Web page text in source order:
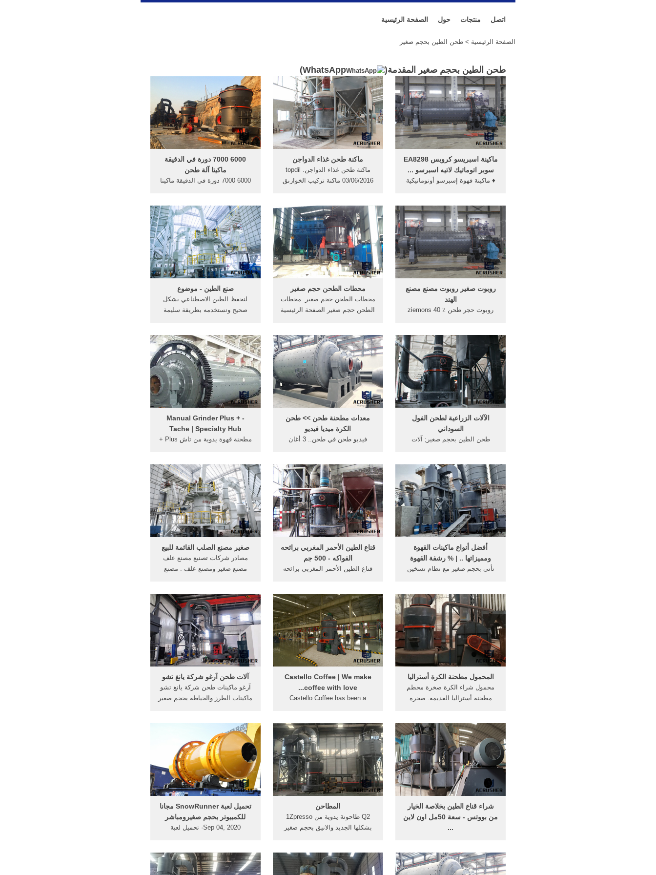
الصفحة الرئيسية حول منتجات اتصل
الصفحة الرئيسية > طحن الطين بحجم صغير
طحن الطين بحجم صغير المقدمة( WhatsApp
)
6000 7000 دورة في الدقيقة
ماكيتا آلة طحن
6000 7000 دورة في الدقيقة ماكيتا
الثقيلة". الرجاء لا تتردد في إرسال
معلومات التحقيق بالنسبة لنا. سوف
اتصل بمدير المبيعات لدينا معك
أقرب.
ماكنة طحن غذاء الدواجن
ماكنة طحن غذاء الدواجنtopdil .
03/06/2016 ماكنة تركيب الخوازىق
[04-27] قراءة المزيد.
ماكينة اسبريسو كروبس EA8298
سوبر اتوماتيك لاتيه اسبرسو ...
♦ ماكينة قهوة إسبرسو أوتوماتيكية
1.8 لتر مطحنة مخروطية معدنية
مدمجة تلتقط النكهة الكاملة ؛ ضبط
طحن قابل للتعديل قادوس حبوب
كبير مختوم ...
صنع الطين - موضوع
لنحفظ الطين الاصطناعي بشكل
صحيح ونستخدمه بطريقة سليمة
علبة بحجم مناسب في البراد، مع
إحكام إغلاقها منعاً لجفافه وتشقّقه.
محطات الطحن حجم صغير
محطات الطحن حجم صغير. محطات
الطحن حجم صغير الصفحة الرئيسية
مراجعات العملاء) ويتميز خط االإنتاج
من حيث التصميم بدمج الخط في
حجم صغير نسبيا . 222 الطحن .
روبوت صغير روبوت مصنع مصنع
الهند
روبوت حجر طحن ٪ 40 ziemons
بالإمكان إنتاج عقل إلكتروني بحجم
صغير جدًا. يحوي أي مصنع نمطي
حاليا المئات من الإنسالات الصناعية
التي تعمل ...
Manual Grinder Plus + -
Tache | Specialty Hub
مطحنة قهوة يدوية من تاش Plus +
الطازجة في أي مكان، تتميز بوجود
درجات طحن تصل إلى 12 درجة
وتروس قوية مصنوعة من
السيراميك الأسود، تأتي بحجم صغير
مناسب للحمل والتنقل.
معدات مطحنة طحن >> طحن
الكرة ميديا فيديو
فيديو طحن في طحن.. 3 أغان
يواصل نجوم الطرب طرح أعمالهم
الجديدة، فلم يمنعهم فيروس كورونا
المستجد من مواصلة تقديم الحفلات
والأغاني الجديدة . More
الآلات الزراعية لطحن الفول
السوداني
طحن الطين بحجم صغير; آلات
مطحنة طاحونة البنتونيت في ولاية
غوجراي بالهند; آلات إنتاج حجارة
الرصف الخرساني وخط الإنتاج;
مطحنة في ...
صغير مصنع الصلب القائمة للبيع
مصادر شركات تصنيع مصنع علف
مصنع صغير ومصنع علف . مصنع
المطاحن للبيع/تغذية مطحنة
٣٬٣٠٠٫٠٠ us$-٣٬٥٠٠٫٠٠ us$ /
مجموعات
قناع الطين الأحمر المغربي برائحه
الفواكه - 500 جم
قناع الطين الأحمر المغربي برائحه
مكون من ٦ احمر شفاه بحجم صغير
م.. 75.00 ريال 120.00 ريال .
أفضل أنواع ماكينات القهوة
ومميزاتها .. | % رشفة القهوة
تأتي بحجم صغير مع نظام تسخين
الفوري إلى 3 ثواني فقط عكس
الآلات الأخرى التي تستغرق بعد ذلك
30 دقيقة للتسخين وتحتوي على عصا
تبخير ...
آلات طحن آرغو شركة يانغ تشو
آرغو ماكينات طحن شركة يانغ تشو
ماكينات الطرز والخياطة بحجم صغير
ماكينات لتصنيع وتعليب البطاطا.
دردشة مجانية; معدات وتكاليف
المطحنة
Castello Coffee | We make
coffee with love...
Castello Coffee has been a
View our Castello-coffee,
espresso, and coffee menu. Find
freshly brewed Castello coffee
drinks.
المحمول مطحنة الكرة أستراليا
محمول شراء الكرة صخرة محطم
مطحنة أستراليا القديمة. صخرة
خرسانة للبيع بالمملكة,آلة تأثير
محطم للبيع أكثر صخرة محطم
استخدام مزرعة صخرة
محطم,مبيعات مطحنة الكرة في ...
تحميل لعبة SnowRunner مجانا
للكمبيوتر بحجم صغيرومباشر
Sep 04, 2020· تحميل لعبة
وعليك فى لعبة SnowRunner
للكمبيوتر التغلب على الطين والمياه
المطاحن
Q2 طاحونة يدوية من 1Zpresso
بشكلها الجديد والانيق بحجم صغير
الخارج بسبائك من الألمنيوم الصلب
تسع من 15-20 جرام من حبوب
شراء قناع الطين بخلاصة الخيار
من بووتس - سعة 50مل اون لاين
...
السعودية الاستثنائية بأفضل سعر.
اشتر الآن قناع الطين بخلاصة الخيار